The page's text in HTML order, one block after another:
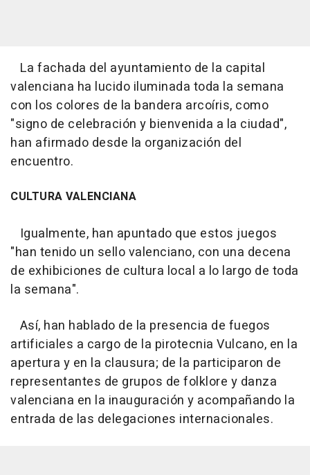
La fachada del ayuntamiento de la capital
valenciana ha lucido iluminada toda la semana
con los colores de la bandera arcoíris, como
"signo de celebración y bienvenida a la ciudad",
han afirmado desde la organización del
encuentro.
CULTURA VALENCIANA
Igualmente, han apuntado que estos juegos
"han tenido un sello valenciano, con una decena
de exhibiciones de cultura local a lo largo de toda
la semana".
Así, han hablado de la presencia de fuegos
artificiales a cargo de la pirotecnia Vulcano, en la
apertura y en la clausura; de la participaron de
representantes de grupos de folklore y danza
valenciana en la inauguración y acompañando la
entrada de las delegaciones internacionales.